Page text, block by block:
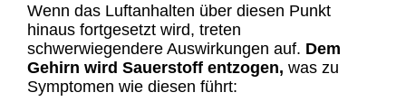
Wenn das Luftanhalten über diesen Punkt
hinaus fortgesetzt wird, treten
schwerwiegendere Auswirkungen auf. Dem
Gehirn wird Sauerstoff entzogen, was zu
Symptomen wie diesen führt: